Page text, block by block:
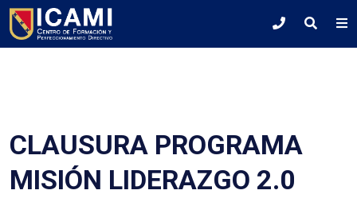
CLAUSURA PROGRAMA
MISIÓN LIDERAZGO 2.0